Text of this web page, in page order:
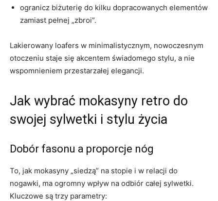
ogranicz biżuterię do kilku dopracowanych elementów
zamiast pełnej „zbroi”.
Lakierowany loafers w minimalistycznym, nowoczesnym
otoczeniu staje się akcentem świadomego stylu, a nie
wspomnieniem przestarzałej elegancji.
Jak wybrać mokasyny retro do
swojej sylwetki i stylu życia
Dobór fasonu a proporcje nóg
To, jak mokasyny „siedzą” na stopie i w relacji do
nogawki, ma ogromny wpływ na odbiór całej sylwetki.
Kluczowe są trzy parametry: